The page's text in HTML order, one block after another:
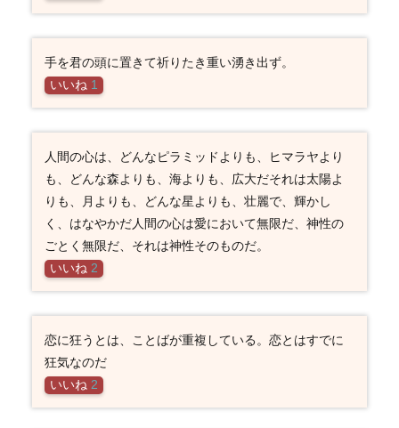
手を君の頭に置きて祈りたき重い湧き出ず。
いいね 1
人間の心は、どんなピラミッドよりも、ヒマラヤより
も、どんな森よりも、海よりも、広大だそれは太陽よ
りも、月よりも、どんな星よりも、壮麗で、輝かし
く、はなやかだ人間の心は愛において無限だ、神性の
ごとく無限だ、それは神性そのものだ。
いいね 2
恋に狂うとは、ことばが重複している。恋とはすでに
狂気なのだ
いいね 2